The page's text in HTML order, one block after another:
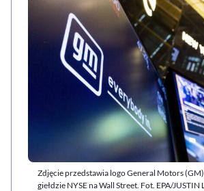
Zdjęcie przedstawia logo General Motors
giełdzie NYSE na Wall Street. Fot. EPA/